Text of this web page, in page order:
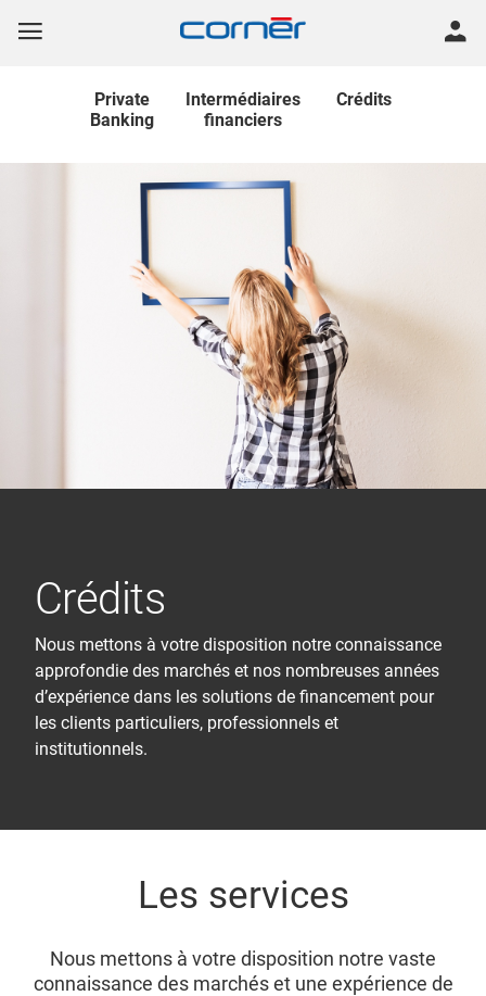
Private
Banking
Intermédiaires
financiers
Crédits
Crédits
Nous mettons à votre disposition notre connaissance
approfondie des marchés et nos nombreuses années
d’expérience dans les solutions de financement pour
les clients particuliers, professionnels et
institutionnels.
Les services
Nous mettons à votre disposition notre vaste
connaissance des marchés et une expérience de